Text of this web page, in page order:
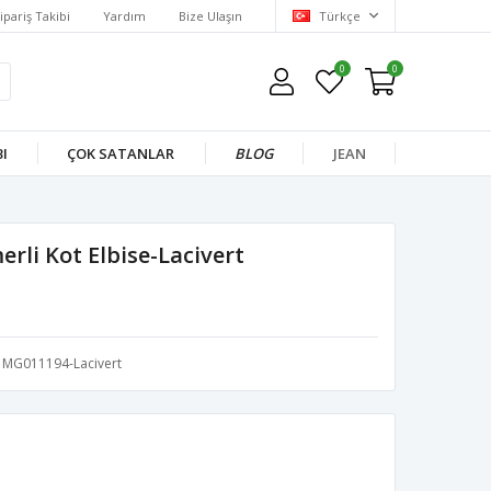
Takibi Yardım Bize Ulaşın Türkçe
0 0
ÇOK SATANLAR BLOG JEAN
Kot Elbise-Lacivert
MG011194-Lacivert